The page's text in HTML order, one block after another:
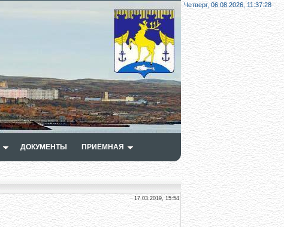
Четверг, 06.08.2026,11:37:29
ДОКУМЕНТЫ ПРИЁМНАЯ
17.03.2019, 15:54